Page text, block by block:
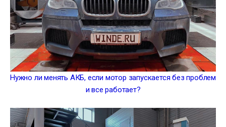
Нужно ли менять АКБ, если мотор запускается без проблем
и все работает?